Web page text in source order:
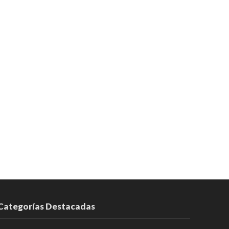
Destacadas